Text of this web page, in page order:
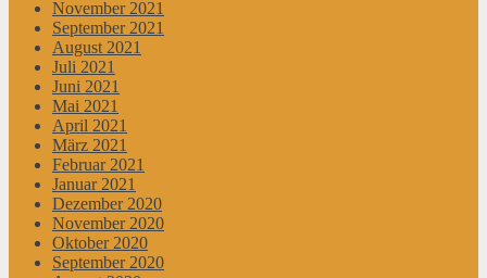
November 2021
September 2021
August 2021
Juli 2021
Juni 2021
Mai 2021
April 2021
März 2021
Februar 2021
Januar 2021
Dezember 2020
November 2020
Oktober 2020
September 2020